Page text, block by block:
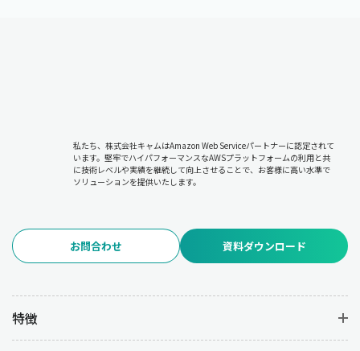
私たち、株式会社キャムはAmazon Web Serviceパートナーに認定されて
います。堅牢でハイパフォーマンスなAWSプラットフォームの利用と共
に技術レベルや実績を継続して向上させることで、お客様に高い水準で
ソリューションを提供いたします。
お問合わせ 資料ダウンロード
特徴